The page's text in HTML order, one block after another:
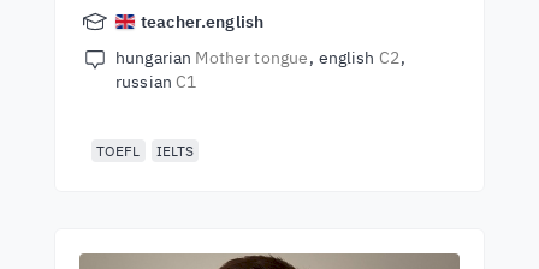
teacher.english
hungarian Mother tongue english C2
russian C1
TOEFL IELTS